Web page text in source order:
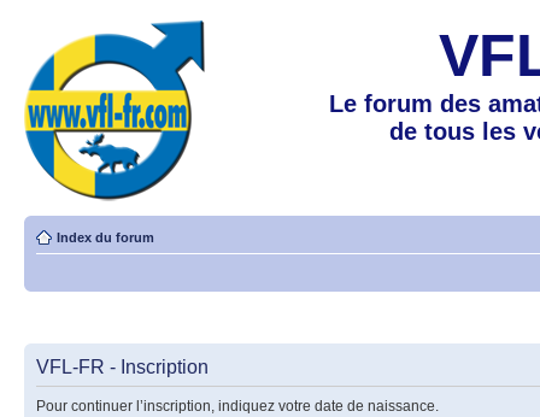
Le forum des
de tous les
Index du forum
VFL-FR - Inscription
Pour continuer l’inscription, indiquez votre date de naissance.